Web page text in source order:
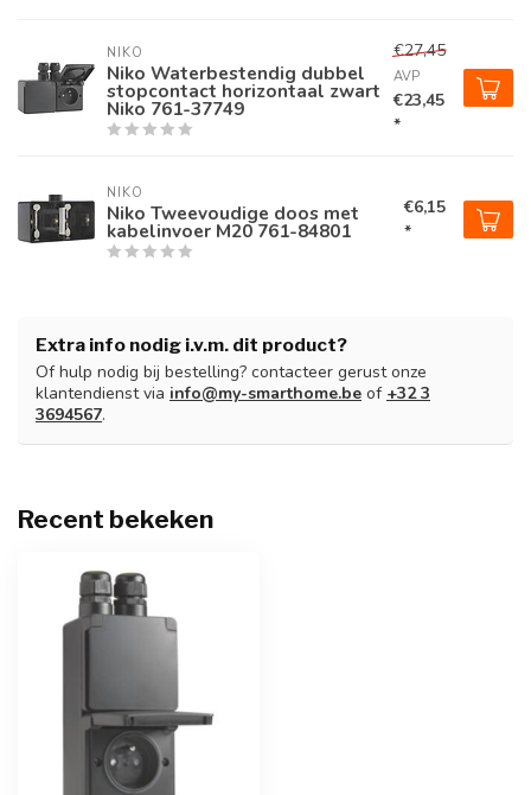
NIKO
Niko Waterbestendig dubbel
stopcontact horizontaal zwart
Niko 761-37749
€27,45
AVP
€23,45
*
NIKO
Niko Tweevoudige doos met
kabelinvoer M20 761-84801
€6,15
*
Extra info nodig i.v.m. dit product?
Of hulp nodig bij bestelling? contacteer gerust onze
klantendienst via info@my-smarthome.be of +32 3
3694567.
Recent bekeken